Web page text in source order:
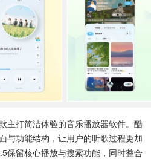
金融理财
54款应用
媒体影音
603款应用
康医疗
款应用
ai工具
336款应用
主打简洁体验的音乐播放器软件。酷
与功能结构，让用户的听歌过程更加
保留核心播放与搜索功能，同时整合